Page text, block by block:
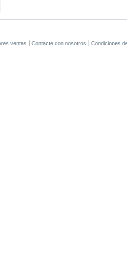
ventas Contacte con nosotros Condiciones